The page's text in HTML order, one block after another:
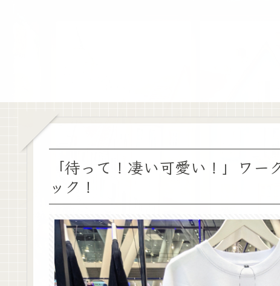
「待って！凄い可愛い！」ワ
ック！